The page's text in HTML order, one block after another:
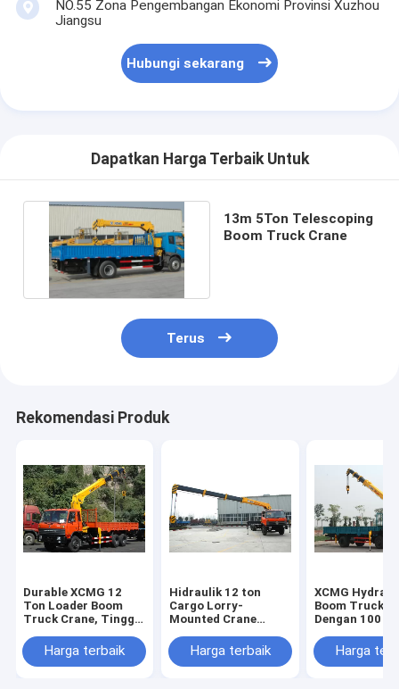
NO.55 Zona Pengembangan Ekonomi Provinsi Xuzhou
Jiangsu
Hubungi sekarang
Dapatkan Harga Terbaik Untuk
13m 5Ton Telescoping
Boom Truck Crane
Terus
Rekomendasi Produk
Durable XCMG 12
Ton Loader Boom
Truck Crane, Tinggi
Harga terbaik
Hidraulik 12 ton
Cargo Lorry-
Mounted Crane
BoomHarga terbaik
XCMG
Boom Truck
Dengan 100 L
Harga